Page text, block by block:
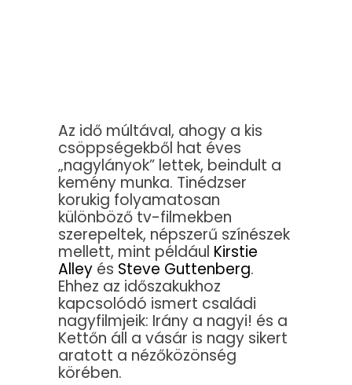
Az idő múltával, ahogy a kis
csöppségekből hat éves
„nagylányok” lettek, beindult a
kemény munka. Tinédzser
korukig folyamatosan
különböző tv-filmekben
szerepeltek, népszerű színészek
mellett, mint például Kirstie
Alley és Steve Guttenberg.
Ehhez az időszakukhoz
kapcsolódó ismert családi
nagyfilmjeik: Irány a nagyi! és a
Kettőn áll a vásár is nagy sikert
aratott a nézőközönség
körében.